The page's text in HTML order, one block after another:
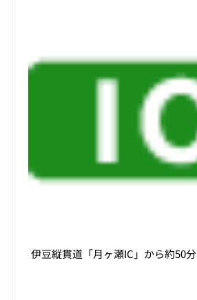
伊豆縦貫道「月ヶ瀬IC」から約50分